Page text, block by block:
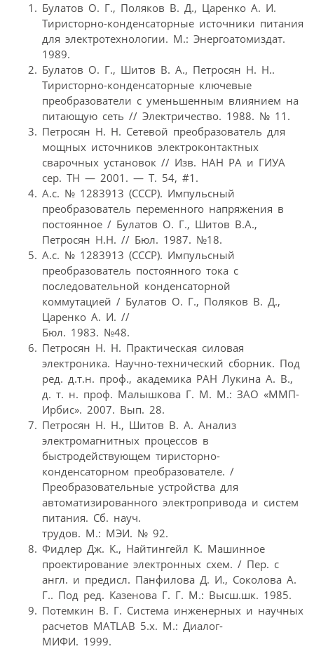
Булатов О. Г., Поляков В. Д., Царенко А. И.
Тиристорно-конденсаторные источники питания
для электротехнологии. М.: Энергоатомиздат.
1989.
Булатов О. Г., Шитов В. А., Петросян Н. Н..
Тиристорно-конденсаторные ключевые
преобразователи с уменьшенным влиянием на
питающую сеть // Электричество. 1988. № 11.
Петросян Н. Н. Сетевой преобразователь для
мощных источников электроконтактных
сварочных установок // Изв. НАН РА и ГИУА
сер. ТН — 2001. — Т. 54, #1.
А.с. № 1283913 (СССР). Импульсный
преобразователь переменного напряжения в
постоянное / Булатов О. Г., Шитов В.А.,
Петросян Н.Н. // Бюл. 1987. №18.
А.с. № 1283913 (СССР). Импульсный
преобразователь постоянного тока с
последовательной конденсаторной
коммутацией / Булатов О. Г., Поляков В. Д.,
Царенко А. И. //
Бюл. 1983. №48.
Петросян Н. Н. Практическая силовая
электроника. Научно-технический сборник. Под
ред. д.т.н. проф., академика РАН Лукина А. В.,
д. т. н. проф. Малышкова Г. М. М.: ЗАО «ММП-
Ирбис». 2007. Вып. 28.
Петросян Н. Н., Шитов В. А. Анализ
электромагнитных процессов в
быстродействующем тиристорно-
конденсаторном преобразователе. /
Преобразовательные устройства для
автоматизированного электропривода и систем
питания. Сб. науч.
трудов. М.: МЭИ. № 92.
Фидлер Дж. К., Найтингейл К. Машинное
проектирование электронных схем. / Пер. с
англ. и предисл. Панфилова Д. И., Соколова А.
Г.. Под ред. Казенова Г. Г. М.: Высш.шк. 1985.
Потемкин В. Г. Система инженерных и научных
расчетов MATLAB 5.x. М.: Диалог-
МИФИ. 1999.